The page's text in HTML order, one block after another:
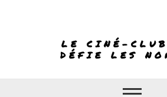
LE CINÉ-
DÉFIE LES